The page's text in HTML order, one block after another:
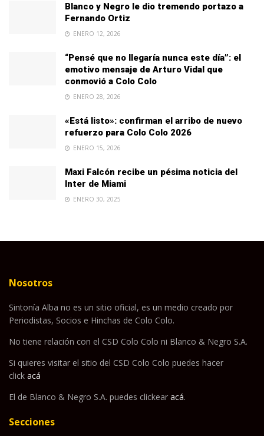
Blanco y Negro le dio tremendo portazo a
Fernando Ortiz
ENERO 12, 2026
“Pensé que no llegaría nunca este día”: el
emotivo mensaje de Arturo Vidal que
conmovió a Colo Colo
ENERO 28, 2026
«Está listo»: confirman el arribo de nuevo
refuerzo para Colo Colo 2026
ENERO 15, 2026
Maxi Falcón recibe un pésima noticia del
Inter de Miami
ENERO 30, 2025
Nosotros
Sintonía Alba no es un sitio oficial, es un medio creado por
Periodistas, Socios e Hinchas de Colo Colo.
No tiene relación con el CSD Colo Colo ni Blanco & Negro S.A.
Si quieres visitar el sitio del CSD Colo Colo puedes hacer
click acá
El de Blanco & Negro S.A. puedes clickear acá.
Secciones